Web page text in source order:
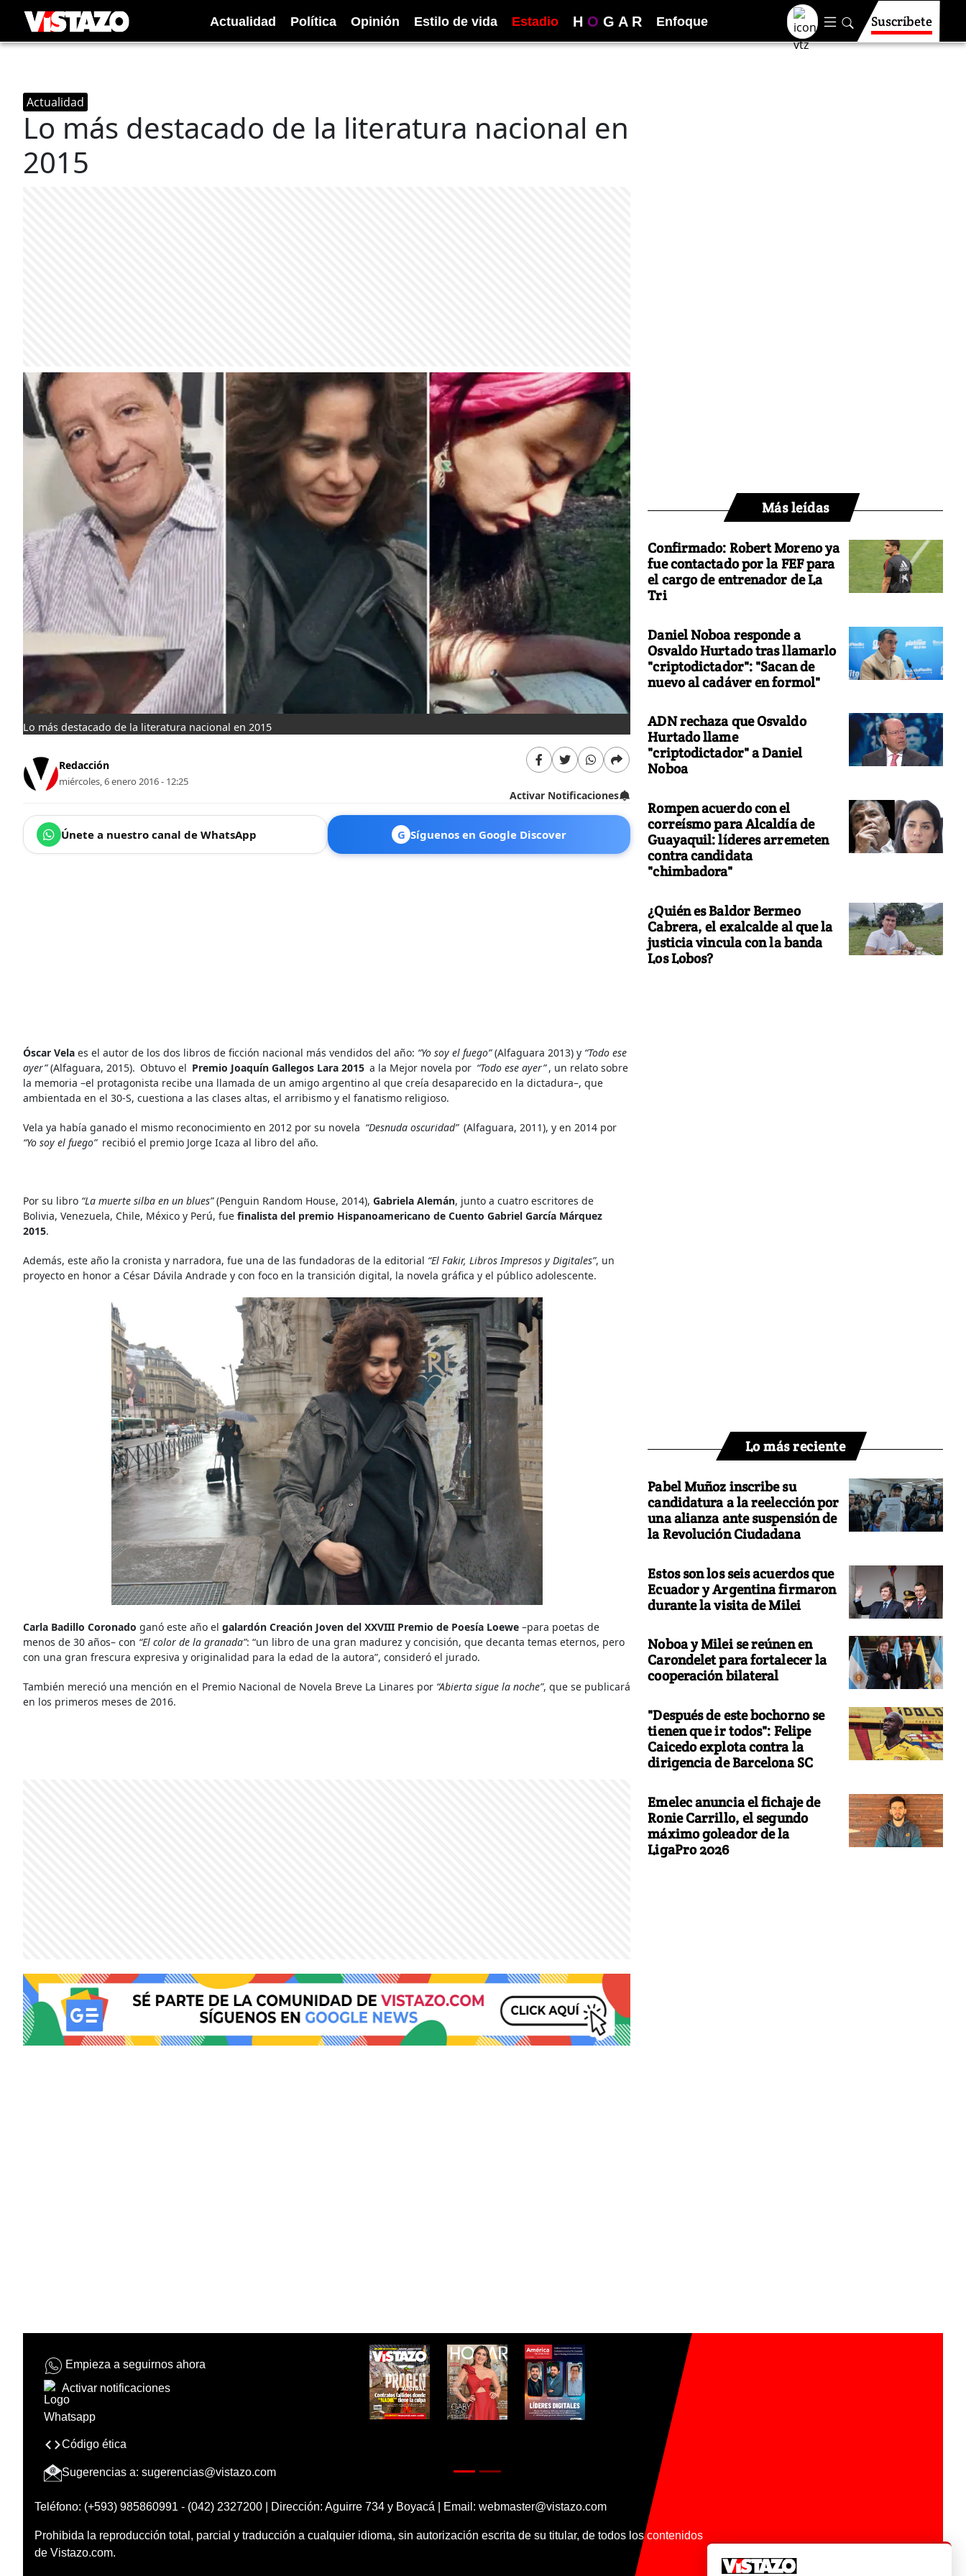
Actualidad Política Opinión Estilo de vida Estadio H O G A R Enfoque Suscríbete
Actualidad
Lo más destacado de la literatura nacional en
2015
Lo más destacado de la literatura nacional en 2015
Redacción
miércoles, 6 enero 2016 - 12:25
Activar Notificaciones
Únete a nuestro canal de WhatsApp G Síguenos en Google Discover
Óscar Vela es el autor de los dos libros de ficción nacional más vendidos del año: “Yo soy el fuego”(Alfaguara 2013) y “Todo ese
ayer”(Alfaguara, 2015). Obtuvo el Premio Joaquín Gallegos Lara 2015 a la Mejor novela por “Todo ese ayer” , un relato sobre
la memoria –el protagonista recibe una llamada de un amigo argentino al que creía desaparecido en la dictadura–, que
ambientada en el 30-S, cuestiona a las clases altas, el arribismo y el fanatismo religioso.
Vela ya había ganado el mismo reconocimiento en 2012 por su novela “Desnuda oscuridad” (Alfaguara, 2011), y en 2014 por
“Yo soy el fuego” recibió el premio Jorge Icaza al libro del año.
Por su libro “La muerte silba en un blues”(Penguin Random House, 2014), Gabriela Alemán, junto a cuatro escritores de
Bolivia, Venezuela, Chile, México y Perú, fue finalista del premio Hispanoamericano de Cuento Gabriel García Márquez
2015.
Además, este año la cronista y narradora, fue una de las fundadoras de la editorial “El Fakir, Libros Impresos y Digitales”, un
proyecto en honor a César Dávila Andrade y con foco en la transición digital, la novela gráfica y el público adolescente.
Carla Badillo Coronado ganó este año el galardón Creación Joven del XXVIII Premio de Poesía Loewe –para poetas de
menos de 30 años– con “El color de la granada”: “un libro de una gran madurez y concisión, que decanta temas eternos, pero
con una gran frescura expresiva y originalidad para la edad de la autora”, consideró el jurado.
También mereció una mención en el Premio Nacional de Novela Breve La Linares por “Abierta sigue la noche”, que se publicará
en los primeros meses de 2016.
Más leídas
Confirmado: Robert Moreno ya
fue contactado por la FEF para
el cargo de entrenador de La
Tri
Daniel Noboa responde a
Osvaldo Hurtado tras llamarlo
"criptodictador": "Sacan de
nuevo al cadáver en formol"
ADN rechaza que Osvaldo
Hurtado llame
"criptodictador" a Daniel
Noboa
Rompen acuerdo con el
correísmo para Alcaldía de
Guayaquil: líderes arremeten
contra candidata
"chimbadora"
¿Quién es Baldor Bermeo
Cabrera, el exalcalde al que la
justicia vincula con la banda
Los Lobos?
Lo más reciente
Pabel Muñoz inscribe su
candidatura a la reelección por
una alianza ante suspensión de
la Revolución Ciudadana
Estos son los seis acuerdos que
Ecuador y Argentina firmaron
durante la visita de Milei
Noboa y Milei se reúnen en
Carondelet para fortalecer la
cooperación bilateral
"Después de este bochorno se
tienen que ir todos": Felipe
Caicedo explota contra la
dirigencia de Barcelona SC
Emelec anuncia el fichaje de
Ronie Carrillo, el segundo
máximo goleador de la
LigaPro 2026
Empieza a seguirnos ahora
Activar notificaciones
Código ética
Sugerencias a: sugerencias@vistazo.com
Teléfono: (+593) 985860991 - (042) 2327200 | Dirección: Aguirre 734 y Boyacá | Email: webmaster@vistazo.com
Prohibida la reproducción total, parcial y traducción a cualquier idioma, sin autorización escrita de su titular, de todos los contenidos
de Vistazo.com.